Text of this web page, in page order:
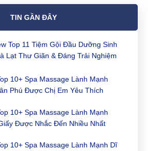
TIN GẦN ĐÂY
Top 11 Tiệm Gội Đầu Dưỡng Sinh
Lạt Thư Giãn & Đáng Trải Nghiệm
10+ Spa Massage Lành Mạnh
Phú Được Chị Em Yêu Thích
10+ Spa Massage Lành Mạnh
Được Nhắc Đến Nhiều Nhất
10+ Spa Massage Lành Mạnh Dĩ